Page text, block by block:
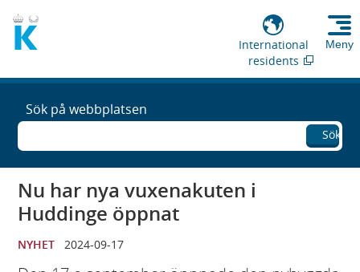
International
residents
Meny
Sök på webbplatsen
Sök
Nu har nya vuxenakuten i
Huddinge öppnat
NYHET 2024-09-17